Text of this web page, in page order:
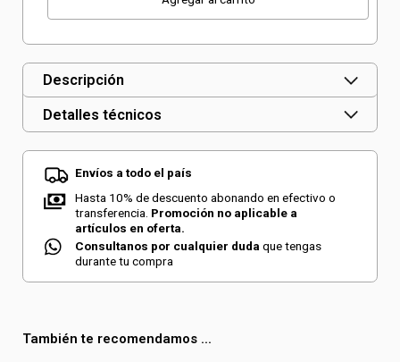
Descripción
Detalles técnicos
Envíos a todo el país
Hasta 10% de descuento abonando en efectivo o
transferencia. Promoción no aplicable a
artículos en oferta.
Consultanos por cualquier duda que tengas
durante tu compra
También te recomendamos ...